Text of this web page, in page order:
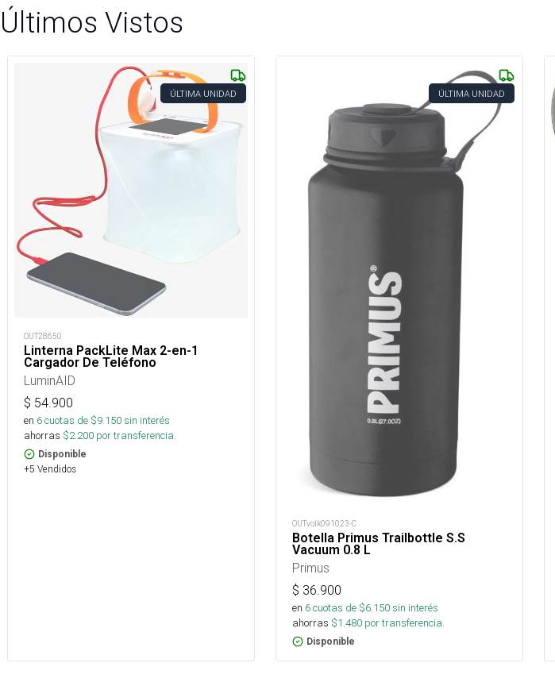
Últimos Vistos
ÚLTIMA UNIDAD
OUT28650
Linterna PackLite Max 2-en-1
Cargador De Teléfono
LuminAID
$ 54.900
en 6cuotas de $9.150sin interés
ahorras $2.200 por transferencia.
Disponible
+5 Vendidos
ÚLTIMA UNIDAD
OUTvolk091023-C
Botella Primus Trailbottle S.S
Vacuum 0.8 L
Primus
$ 36.900
en 6cuotas de $6.150sin interés
ahorras $1.480 por transferencia.
Disponible